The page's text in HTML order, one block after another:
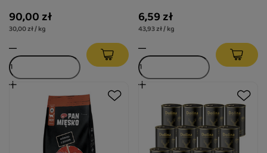
90,00 zł
30,00 zł / kg
6,59 zł
43,93 zł / kg